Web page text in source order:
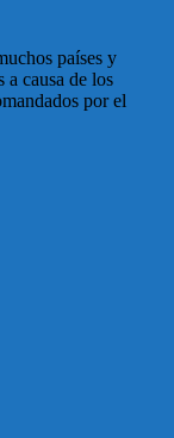
países y
a causa de los
por el